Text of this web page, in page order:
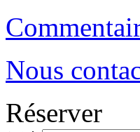
Nous
Réserver